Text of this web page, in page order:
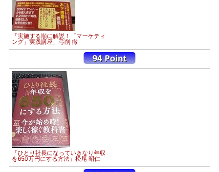
「実施する順に解説！「マーケティ
ング」実践講座」弓削 徹
「ひとり社長になっていきなり年収
を650万円にする方法」松尾 昭仁